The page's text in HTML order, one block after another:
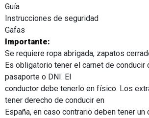
Guía
Instrucciones de seguridad
Gafas
Importante:
Se requiere ropa abrigada, zapatos
Es obligatorio tener el carnet de conducir
pasaporte o DNI. El
conductor debe tenerlo en físico. Los
tener derecho de conducir en
España, en caso contrario deben tener un